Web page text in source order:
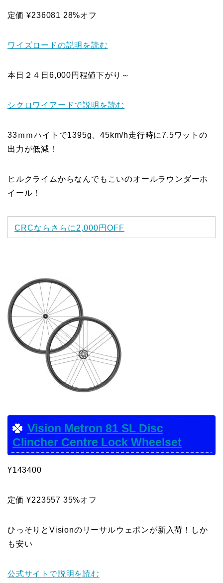
定価 ¥236081 28%オフ
ワイズロードの説明を読む
本日２４日6,000円程値下がり～
シクロワイアードで説明を読む
33ｍｍハイトで1395g、45km/h走行時に7.5ワットの
出力が低減！
ヒルクライムからなんでもこいのオールラウンダーホ
イール！
CRCならさらに2,000円OFF
Vision Metron 81 SL Disc
Clincher Centre Lock Wheelset
¥143400
定価 ¥223557 35%オフ
ひっそりとVisionのリーサルウェポンが新入荷！しか
も安い
公式サイトで説明を読む